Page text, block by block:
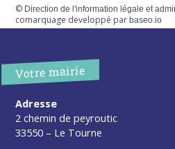
© Direction de l'information légale et
comarquage developpé parbaseo.io
Votre mairie
Adresse
2 chemin de peyroutic
33550 – Le Tourne